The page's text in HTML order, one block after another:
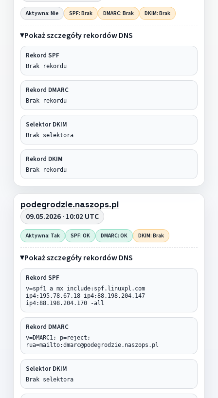
Aktywna: Nie SPF: Brak DMARC: Brak DKIM: Brak
Pokaż szczegóły rekordów DNS
Rekord SPF
Brak rekordu
Rekord DMARC
Brak rekordu
Selektor DKIM
Brak selektora
Rekord DKIM
Brak rekordu
podegrodzie.naszops.pl
09.05.2026 · 10:02 UTC
Aktywna: Tak SPF: OK DMARC: OK DKIM: Brak
Pokaż szczegóły rekordów DNS
Rekord SPF
v=spf1 a mx include:spf.linuxpl.com
ip4:195.78.67.18 ip4:88.198.204.147
ip4:88.198.204.170 -all
Rekord DMARC
v=DMARC1; p=reject;
rua=mailto:dmarc@podegrodzie.naszops.pl
Selektor DKIM
Brak selektora